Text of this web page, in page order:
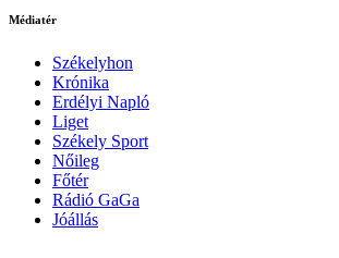
Médiatér
Székelyhon
Krónika
Erdélyi Napló
Liget
Székely Sport
Nőileg
Főtér
Rádió GaGa
Jóállás